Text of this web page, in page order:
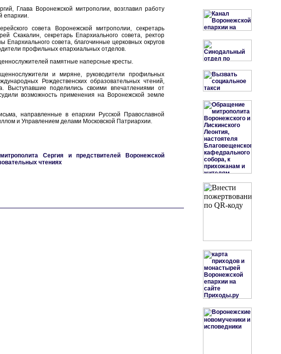
Глава Воронежской митрополии, возглавил работу
епархии.
совета Воронежской митрополии, секретарь
Скакалин, секретарь Епархиального совета, ректор
совета, благочинные церковных округов
профильных епархиальных отделов.
памятные наперсные кресты.
и миряне, руководители профильных
Рождественских образовательных чтений,
Выступавшие поделились своими впечатлениями от
возможность применения на Воронежской земле
направленные в епархии Русской Православной
и Управлением делами Московской Патриархии.
Сергия и предствителей Воронежской
чтениях